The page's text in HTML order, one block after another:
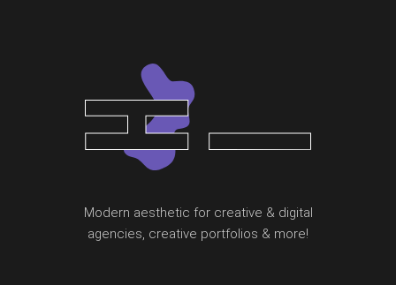
Modern aesthetic for creative & digital
agencies, creative portfolios & more!